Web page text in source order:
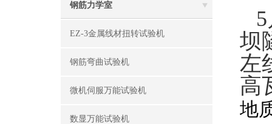
钢筋力学室
EZ-3金属线材扭转试验机
钢筋弯曲试验机
微机伺服万能试验机
数显万能试验机
5
坝
左
高
地